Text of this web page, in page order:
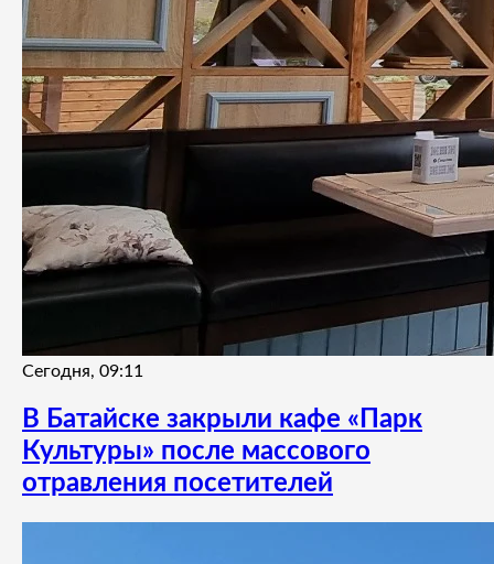
Сегодня, 09:11
В Батайске закрыли кафе «Парк
Культуры» после массового
отравления посетителей